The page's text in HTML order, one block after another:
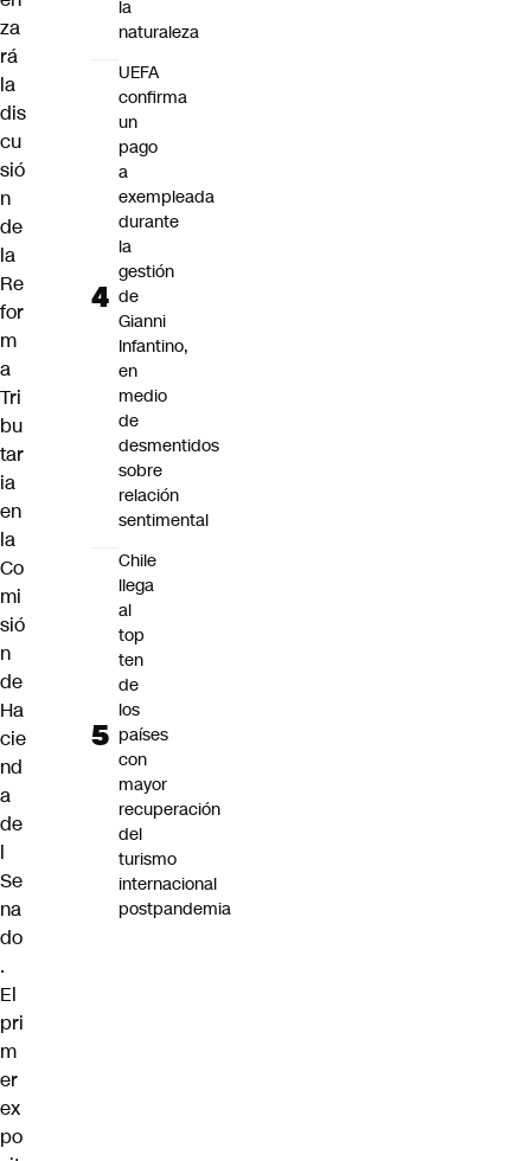
za
rá
la
dis
cu
sió
n
de
la
Re
for
m
a
Tri
bu
tar
ia
en
la
Co
mi
sió
n
de
Ha
cie
nd
a
de
l
Se
na
do
.
El
pri
m
er
ex
po
la
naturaleza
UEFA
confirma
un
pago
a
exempleada
durante
la
gestión
de
Gianni
Infantino,
en
medio
de
desmentidos
sobre
relación
sentimental
Chile
llega
al
top
ten
de
los
países
con
mayor
recuperación
del
turismo
internacional
postpandemia